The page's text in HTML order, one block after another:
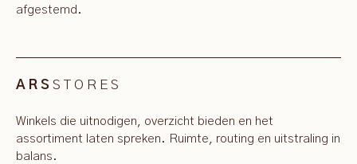
afgestemd.
ARS STORES
Winkels die uitnodigen, overzicht bieden en het
assortiment laten spreken. Ruimte, routing en uitstraling in
balans.